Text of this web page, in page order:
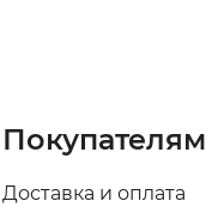
Покупателям
Доставка и оплата